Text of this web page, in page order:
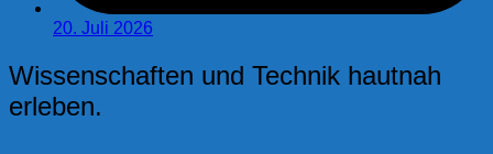
20. Juli 2026
Wissenschaften und Technik hautnah
erleben.